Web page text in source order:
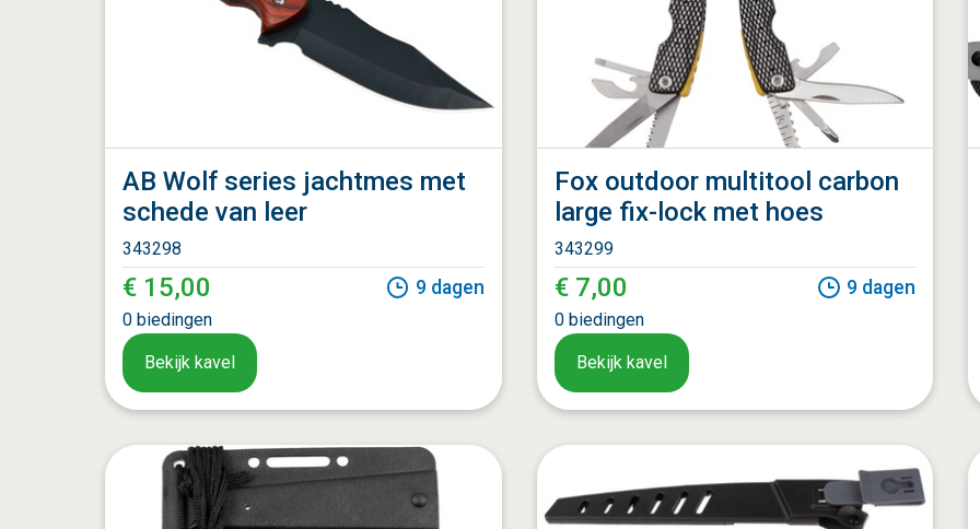
AB Wolf series jachtmes met
schede van leer
343298
€ 15,00
0 biedingen
9 dagen
Bekijk kavel
Fox outdoor multitool carbon
large fix-lock met hoes
343299
€ 7,00
0 biedingen
9 dagen
Bekijk kavel